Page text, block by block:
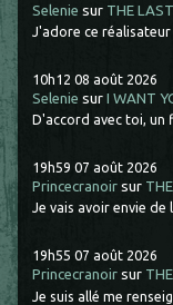
Selenie sur THE
J'adore ce réalisateur
10h12 08 août 2026
Selenie surI WANT
D'accord avec toi, un
19h59 07 août 2026
Princecranoir sur
Je vais avoir envie de
19h55 07 août 2026
Princecranoir sur
Je suis allé me